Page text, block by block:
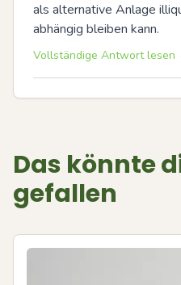
als alternative Anlage
abhängig bleiben kann.
Vollständige Antwort lesen
Das könnte
gefallen